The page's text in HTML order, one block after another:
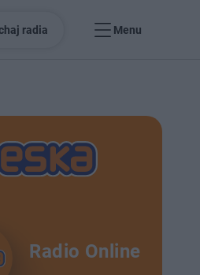
radia Menu
Radio Online